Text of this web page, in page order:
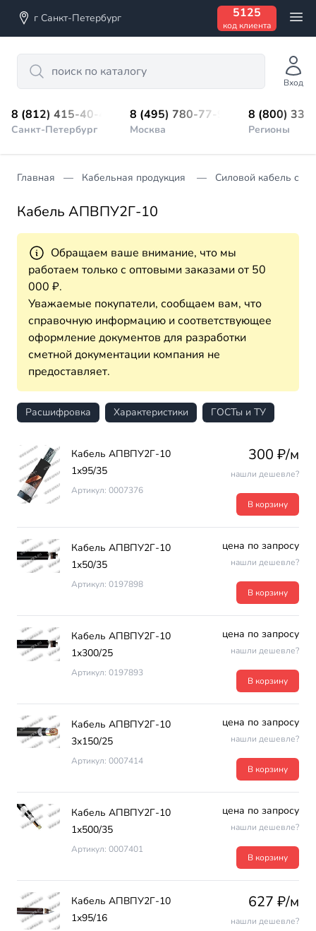
г Санкт-Петербург 5125
код клиента
Search
Вход
8 (812) 415-40-45
Санкт-Петербург
8 (495) 780-77-98
Москва
8 (800)
Регионы
Главная Кабельная продукция Силовой кабель с
Кабель АПВПУ2Г-10
Обращаем ваше внимание, что мы
работаем только с оптовыми заказами от 50
000 ₽.
Уважаемые покупатели, сообщаем вам, что
справочную информацию и соответствующее
оформление документов для разработки
сметной документации компания не
предоставляет.
Расшифровка Характеристики ГОСТы и ТУ
Кабель АПВПУ2Г-10
1х95/35
Артикул: 0007376
300 ₽/м
нашли дешевле?
В корзину
Кабель АПВПУ2Г-10
1х50/35
Артикул: 0197898
цена по запросу
нашли дешевле?
В корзину
Кабель АПВПУ2Г-10
1х300/25
Артикул: 0197893
цена по запросу
нашли дешевле?
В корзину
Кабель АПВПУ2Г-10
3х150/25
Артикул: 0007414
цена по запросу
нашли дешевле?
В корзину
Кабель АПВПУ2Г-10
1х500/35
Артикул: 0007401
цена по запросу
нашли дешевле?
В корзину
Кабель АПВПУ2Г-10
1х95/16
627 ₽/м
нашли дешевле?